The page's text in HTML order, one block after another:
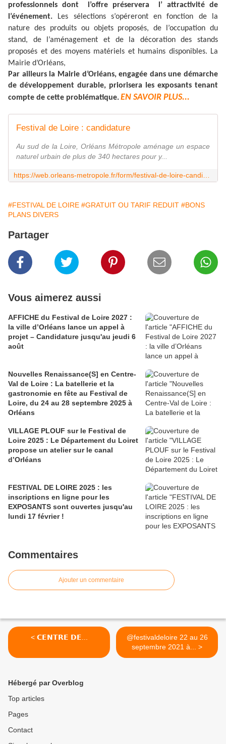
professionnels dont l’offre préservera l’ attractivité de
l’événement.
Les sélections s’opéreront en fonction de la
nature des produits ou objets proposés, de l’occupation du
stand, de l’aménagement et de la décoration des stands
proposés et des moyens matériels et humains disponibles. La
Mairie d’Orléans,
Par ailleurs la Mairie d’Orléans, engagée dans une démarche
de développement durable, priorisera les exposants tenant
compte de cette problématique.EN SAVOIR PLUS...
Festival de Loire : candidature
Au sud de la Loire, Orléans Métropole aménage un espace
naturel urbain de plus de 340 hectares pour y...
#FESTIVAL DE LOIRE #GRATUIT OU TARIF REDUIT #BONS
PLANS DIVERS
Partager
Vous aimerez aussi
AFFICHE du Festival de Loire 2027 :
la ville d’Orléans lance un appel à
projet – Candidature jusqu'au jeudi 6
août
Nouvelles Renaissance(S] en Centre-
Val de Loire : La batellerie et la
gastronomie en fête au Festival de
Loire, du 24 au 28 septembre 2025 à
Orléans
VILLAGE PLOUF sur le Festival de
Loire 2025 : Le Département du Loiret
propose un atelier sur le canal
d’Orléans
FESTIVAL DE LOIRE 2025 : les
inscriptions en ligne pour les
EXPOSANTS sont ouvertes jusqu'au
lundi 17 février !
Commentaires
Ajouter un commentaire
< 𝗖𝗘𝗡𝗧𝗥𝗘 𝗗𝗘...
@festivaldeloire 22 au 26
septembre 2021 à... >
Hébergé par Overblog
Top articles
Pages
Contact